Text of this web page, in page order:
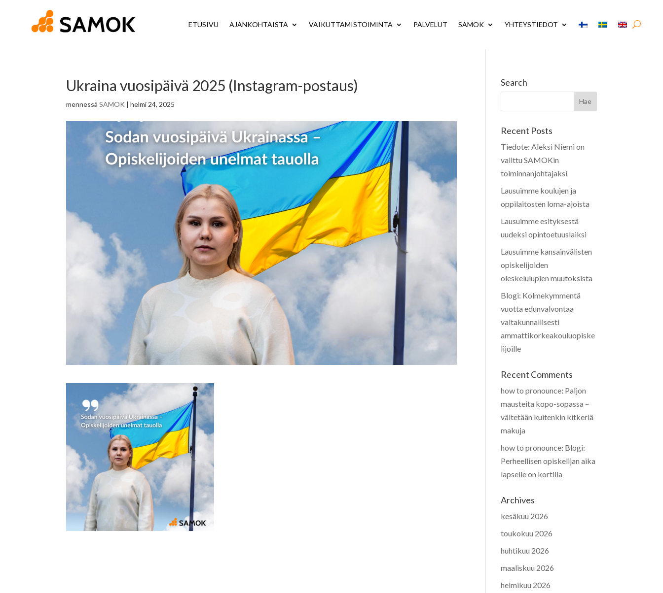
ETUSIVU AJANKOHTAISTA VAIKUTTAMISTOIMINTA PALVELUT SAMOK YHTEYSTIEDOT
Ukraina vuosipäivä 2025 (Instagram-postaus)
mennessäSAMOK |helmi 24, 2025
Search
Recent Posts
Tiedote: Aleksi Niemi on
valittu SAMOKin
toiminnanjohtajaksi
Lausuimme koulujen ja
oppilaitosten loma-ajoista
Lausuimme esityksestä
uudeksi opintoetuuslaiksi
Lausuimme kansainvälisten
opiskelijoiden
oleskelulupien muutoksista
Blogi: Kolmekymmentä
vuotta edunvalvontaa
valtakunnallisesti
ammattikorkeakouluopiske
lijoille
Recent Comments
how to pronounce: Paljon
mausteita kopo-sopassa –
vältetään kuitenkin kitkeriä
makuja
how to pronounce: Blogi:
Perheellisen opiskelijan aika
lapselle on kortilla
Archives
kesäkuu 2026
toukokuu 2026
huhtikuu 2026
maaliskuu 2026
helmikuu 2026